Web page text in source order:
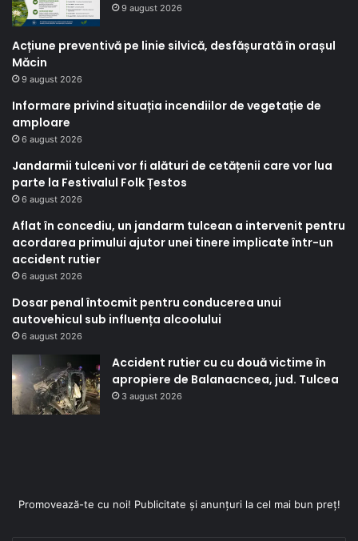
9 august 2026
Acțiune preventivă pe linie silvică, desfășurată în orașul
Măcin
9 august 2026
Informare privind situația incendiilor de vegetație de
amploare
6 august 2026
Jandarmii tulceni vor fi alături de cetățenii care vor lua
parte la Festivalul Folk Țestos
6 august 2026
Aflat în concediu, un jandarm tulcean a intervenit pentru
acordarea primului ajutor unei tinere implicate într-un
accident rutier
6 august 2026
Dosar penal întocmit pentru conducerea unui
autovehicul sub influența alcoolului
6 august 2026
Accident rutier cu cu două victime în
apropiere de Balanacncea, jud. Tulcea
3 august 2026
Promovează-te cu noi! Publicitate și anunțuri la cel mai bun preț!